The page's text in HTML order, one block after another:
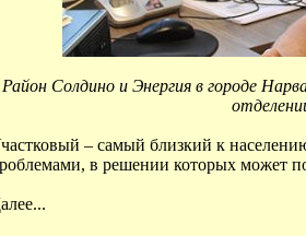
Район Солдино и Энергия в городе
– самый близкий к
в решении которых может